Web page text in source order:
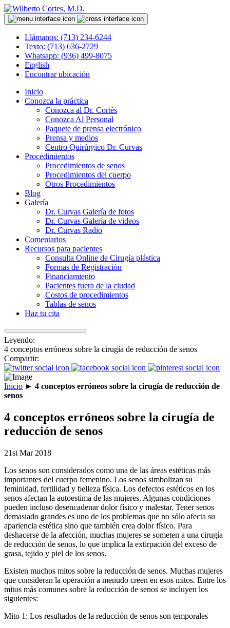
Llámanos: (713) 234-6244
Texto: (713) 636-2729
Whatsapp: (936) 499-8075
English
Encontrar ubicación
Inicio
Conozca la práctica
Conozca al Dr. Cortés
Conozca Al Personal
Paquete de prensa electrónico
Prensa y medios
Centro Quirúrgico Dr. Curvas
Procedimientos
Procedimientos de senos
Procedimientos del cuerpo
Otros Procedimientos
Blog
Galería
Dr. Curvas Galería de fotos
Dr. Curvas Galería de videos
Dr. Curvas Radio
Comentarios
Recursos para pacientes
Consulta Online de Cirugía plástica
Formas de Registración
Financiamiento
Pacientes fuera de la ciudad
Costos de procedimientos
Tablas de senos
Haz tu cita
Leyendo:
4 conceptos erróneos sobre la cirugía de reducción de senos
Compartir:
Inicio ► 4 conceptos erróneos sobre la cirugía de reducción de
senos
4 conceptos erróneos sobre la cirugía de
reducción de senos
21st Mar 2018
Los senos son considerados como una de las áreas estéticas más
importantes del cuerpo femenino. Los senos simbolizan su
feminidad, fertilidad y belleza física. Los defectos estéticos en los
senos afectan la autoestima de las mujeres. Algunas condiciones
pueden incluso desencadenar dolor físico y malestar. Tener senos
demasiado grandes es uno de los problemas que no sólo afecta su
apariencia estética sino que también crea dolor físico. Para
deshacerse de la afección, muchas mujeres se someten a una cirugía
de reducción de senos, lo que implica la extirpación del exceso de
grasa, tejido y piel de los senos.
Existen muchos mitos sobre la reducción de senos. Muchas mujeres
que consideran la operación a menudo creen en esos mitos. Entre los
mitos más comunes sobre la reducción de senos se incluyen los
siguientes:
Mito 1: Los resultados de la reducción de senos son temporales